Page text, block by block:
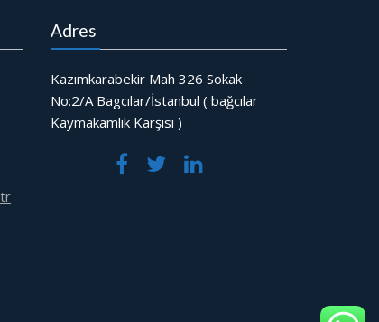
Adres
Kazımkarabekir Mah 326 Sokak
No:2/A Bagcılar/İstanbul ( bağcılar
Kaymakamlık Karşısı )